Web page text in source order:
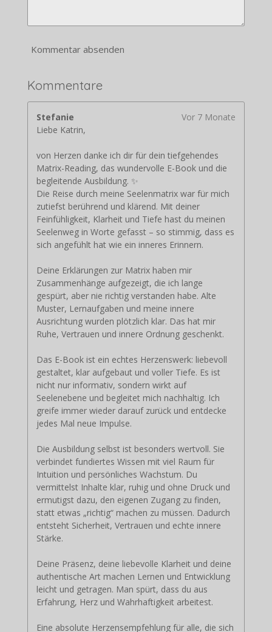
Kommentar absenden
Kommentare
Stefanie
Vor 7 Monate
Liebe Katrin,
von Herzen danke ich dir für dein tiefgehendes
Matrix-Reading, das wundervolle E-Book und die
begleitende Ausbildung. ✨
Die Reise durch meine Seelenmatrix war für mich
zutiefst berührend und klärend. Mit deiner
Feinfühligkeit, Klarheit und Tiefe hast du meinen
Seelenweg in Worte gefasst – so stimmig, dass es
sich angefühlt hat wie ein inneres Erinnern.
Deine Erklärungen zur Matrix haben mir
Zusammenhänge aufgezeigt, die ich lange
gespürt, aber nie richtig verstanden habe. Alte
Muster, Lernaufgaben und meine innere
Ausrichtung wurden plötzlich klar. Das hat mir
Ruhe, Vertrauen und innere Ordnung geschenkt.
Das E-Book ist ein echtes Herzenswerk: liebevoll
gestaltet, klar aufgebaut und voller Tiefe. Es ist
nicht nur informativ, sondern wirkt auf
Seelenebene und begleitet mich nachhaltig. Ich
greife immer wieder darauf zurück und entdecke
jedes Mal neue Impulse.
Die Ausbildung selbst ist besonders wertvoll. Sie
verbindet fundiertes Wissen mit viel Raum für
Intuition und persönliches Wachstum. Du
vermittelst Inhalte klar, ruhig und ohne Druck und
ermutigst dazu, den eigenen Zugang zu finden,
statt etwas „richtig“ machen zu müssen. Dadurch
entsteht Sicherheit, Vertrauen und echte innere
Stärke.
Deine Präsenz, deine liebevolle Klarheit und deine
authentische Art machen Lernen und Entwicklung
leicht und getragen. Man spürt, dass du aus
Erfahrung, Herz und Wahrhaftigkeit arbeitest.
Eine absolute Herzensempfehlung für alle, die sich